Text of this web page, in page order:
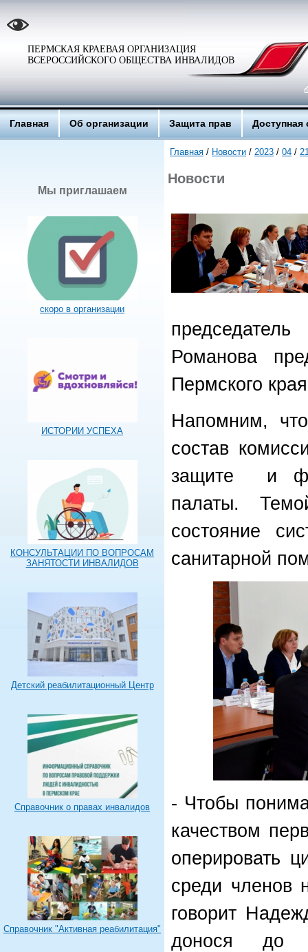
ПЕРМСКАЯ КРАЕВАЯ ОРГАНИЗАЦИЯ
ВСЕРОССИЙСКОГО ОБЩЕСТВА ИНВАЛИДОВ
Главная Об организации Защита прав Доступная
Мы приглашаем
скоро в организации
ИСТОРИИ УСПЕХА
КОНСУЛЬТАЦИИ ПО ВОПРОСАМ
ЗАНЯТОСТИ ИНВАЛИДОВ
Детский реабилитационный Центр
Справочник о правах инвалидов
Справочник "Активная реабилитация"
Главная / Новости / 2023 / 04 /
Новости
Романова
Пермского
Напомним,
состав
защите и
палаты.
состояние
санитарной
- Чтобы
качеством
оперировать
среди членов
говорит
донося до